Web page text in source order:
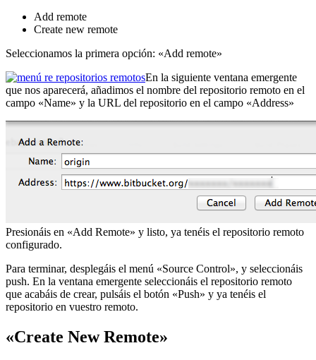
Add remote
Create new remote
Seleccionamos la primera opción: «Add remote»
En la siguiente ventana emergente
que nos aparecerá, añadimos el nombre del repositorio remoto en el
campo «Name» y la URL del repositorio en el campo «Address»
Presionáis en «Add Remote» y listo, ya tenéis el repositorio remoto
configurado.
Para terminar, desplegáis el menú «Source Control», y seleccionáis
push. En la ventana emergente seleccionáis el repositorio remoto
que acabáis de crear, pulsáis el botón «Push» y ya tenéis el
repositorio en vuestro remoto.
«Create New Remote»